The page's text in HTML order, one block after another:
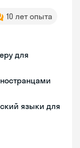
10 лет опыта
для
языки для